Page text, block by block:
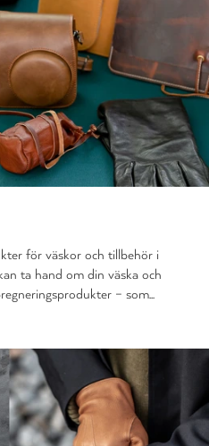
för väskor och tillbehör i
ta hand om din väska och
– som...